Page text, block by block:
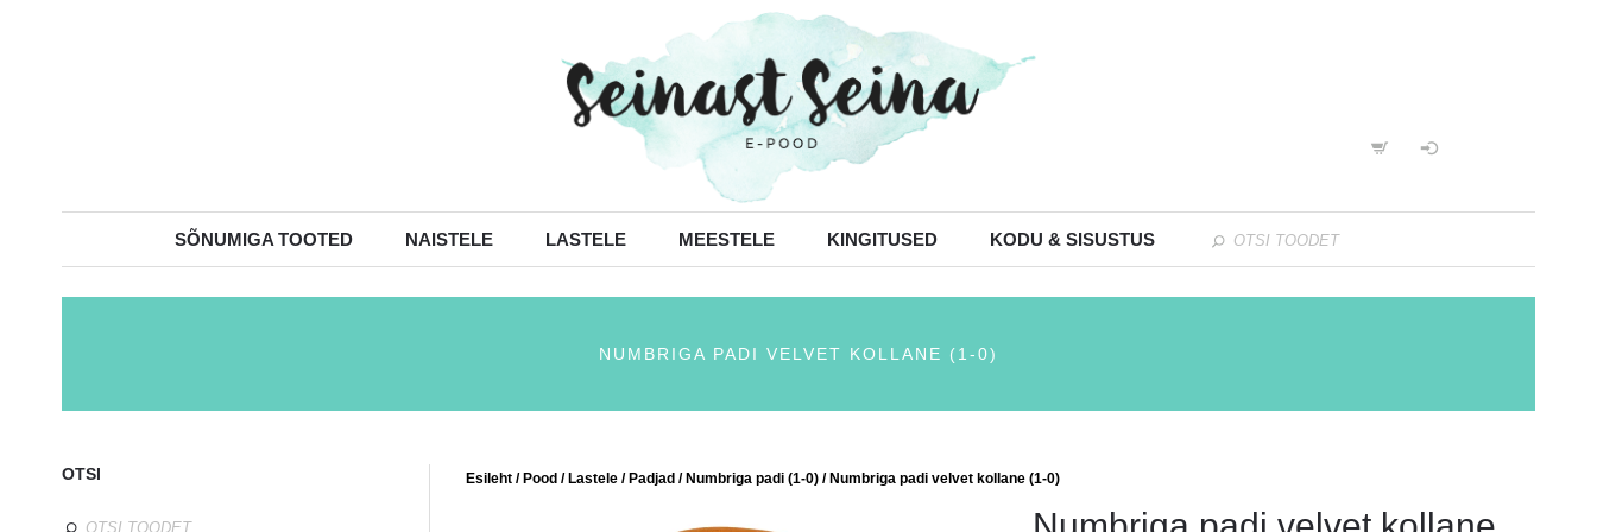
SÕNUMIGA TOOTED NAISTELE LASTELE MEESTELE KINGITUSED KODU & SISUSTUS
NUMBRIGA PADI VELVET KOLLANE (1-0)
Esileht /Pood /Lastele /Padjad /Numbriga padi (1-0) / Numbriga padi velvet kollane (1-0)
OTSI